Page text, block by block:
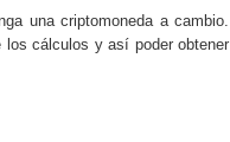
una criptomoneda a cambio.
los cálculos y así poder obtener